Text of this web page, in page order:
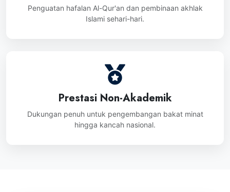
Penguatan hafalan Al-Qur'an dan pembinaan akhlak
Islami sehari-hari.
Prestasi Non-Akademik
Dukungan penuh untuk pengembangan bakat minat
hingga kancah nasional.